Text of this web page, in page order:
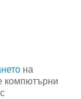
на
компютърни